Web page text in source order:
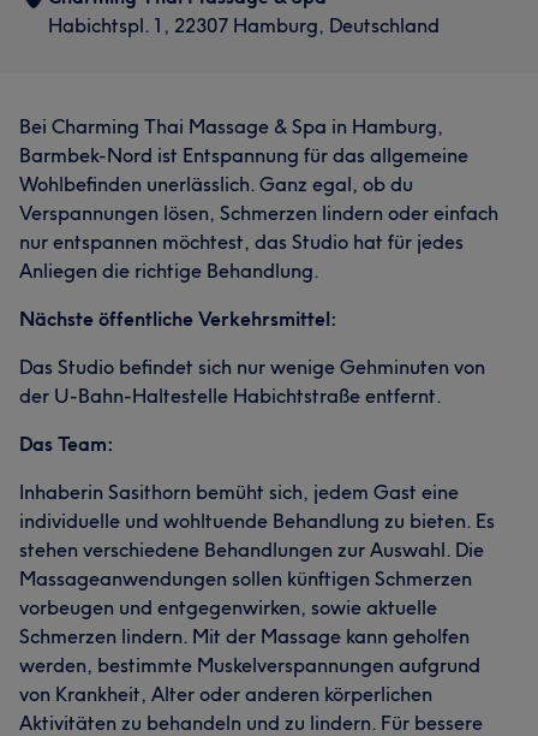
Habichtspl. 1, 22307 Hamburg, Deutschland
Bei Charming Thai Massage & Spa in Hamburg,
Barmbek-Nord ist Entspannung für das allgemeine
Wohlbefinden unerlässlich. Ganz egal, ob du
Verspannungen lösen, Schmerzen lindern oder einfach
nur entspannen möchtest, das Studio hat für jedes
Anliegen die richtige Behandlung.
Nächste öffentliche Verkehrsmittel:
Das Studio befindet sich nur wenige Gehminuten von
der U-Bahn-Haltestelle Habichtstraße entfernt.
Das Team:
Inhaberin Sasithorn bemüht sich, jedem Gast eine
individuelle und wohltuende Behandlung zu bieten. Es
stehen verschiedene Behandlungen zur Auswahl. Die
Massageanwendungen sollen künftigen Schmerzen
vorbeugen und entgegenwirken, sowie aktuelle
Schmerzen lindern. Mit der Massage kann geholfen
werden, bestimmte Muskelverspannungen aufgrund
von Krankheit, Alter oder anderen körperlichen
Aktivitäten zu behandeln und zu lindern. Für bessere